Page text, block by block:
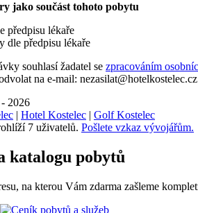
jako součást tohoto pobytu
předpisu lékaře
dle předpisu lékaře
souhlasí žadatel se zpracováním
na e-mail:
2026
| Hotel Kostelec | Golf Kostelec
7 uživatelů. Pošlete vzkaz vývojářům.
katalogu pobytů
na kterou Vám zdarma zašleme